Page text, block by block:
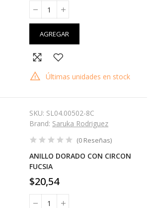
AGREGAR
Últimas unidades en stock
SKU: SL04.00502-8C
Brand: Saruka Rodriguez
(0 Reseñas)
ANILLO DORADO CON CIRCON
FUCSIA
$20,54